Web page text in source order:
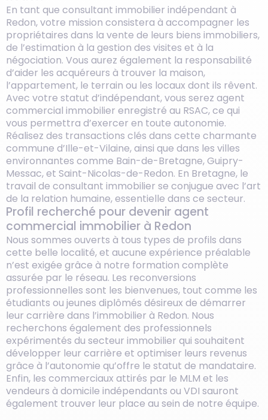
En tant que consultant immobilier indépendant à
Redon, votre mission consistera à accompagner les
propriétaires dans la vente de leurs biens immobiliers,
de l’estimation à la gestion des visites et à la
négociation. Vous aurez également la responsabilité
d’aider les acquéreurs à trouver la maison,
l’appartement, le terrain ou les locaux dont ils rêvent.
Avec votre statut d’indépendant, vous serez agent
commercial immobilier enregistré au RSAC, ce qui
vous permettra d’exercer en toute autonomie.
Réalisez des transactions clés dans cette charmante
commune d’Ille-et-Vilaine, ainsi que dans les villes
environnantes comme Bain-de-Bretagne, Guipry-
Messac, et Saint-Nicolas-de-Redon. En Bretagne, le
travail de consultant immobilier se conjugue avec l’art
de la relation humaine, essentielle dans ce secteur.
Profil recherché pour devenir agent
commercial immobilier à Redon
Nous sommes ouverts à tous types de profils dans
cette belle localité, et aucune expérience préalable
n’est exigée grâce à notre formation complète
assurée par le réseau. Les reconversions
professionnelles sont les bienvenues, tout comme les
étudiants ou jeunes diplômés désireux de démarrer
leur carrière dans l’immobilier à Redon. Nous
recherchons également des professionnels
expérimentés du secteur immobilier qui souhaitent
développer leur carrière et optimiser leurs revenus
grâce à l’autonomie qu’offre le statut de mandataire.
Enfin, les commerciaux attirés par le MLM et les
vendeurs à domicile indépendants ou VDI sauront
également trouver leur place au sein de notre équipe.